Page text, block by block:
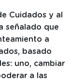
Cuidados y al
señalado que
a
basado
uno, cambiar
a las